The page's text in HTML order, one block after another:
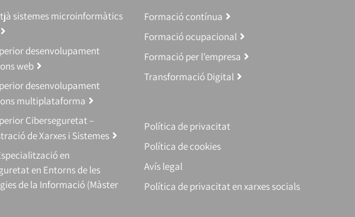
sistemes microinformàtics
desenvolupament
web
desenvolupament
multiplataforma
Ciberseguretat –
de Xarxes i Sistemes
en
en Entorns de les
de la Informació (Màster
Formació contínua
Formació ocupacional
Formació per l’empresa
Transformació Digital
Política de privacitat
Política de cookies
Avís legal
Política de privacitat en xarxes socials